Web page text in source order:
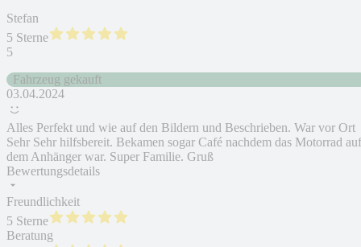
Stefan
5 Sterne
5
Fahrzeug gekauft
03.04.2024
Alles Perfekt und wie auf den Bildern und Beschrieben. War vor Ort
Sehr Sehr hilfsbereit. Bekamen sogar Café nachdem das Motorrad auf
dem Anhänger war. Super Familie. Gruß
Bewertungsdetails
Freundlichkeit
5 Sterne
Beratung